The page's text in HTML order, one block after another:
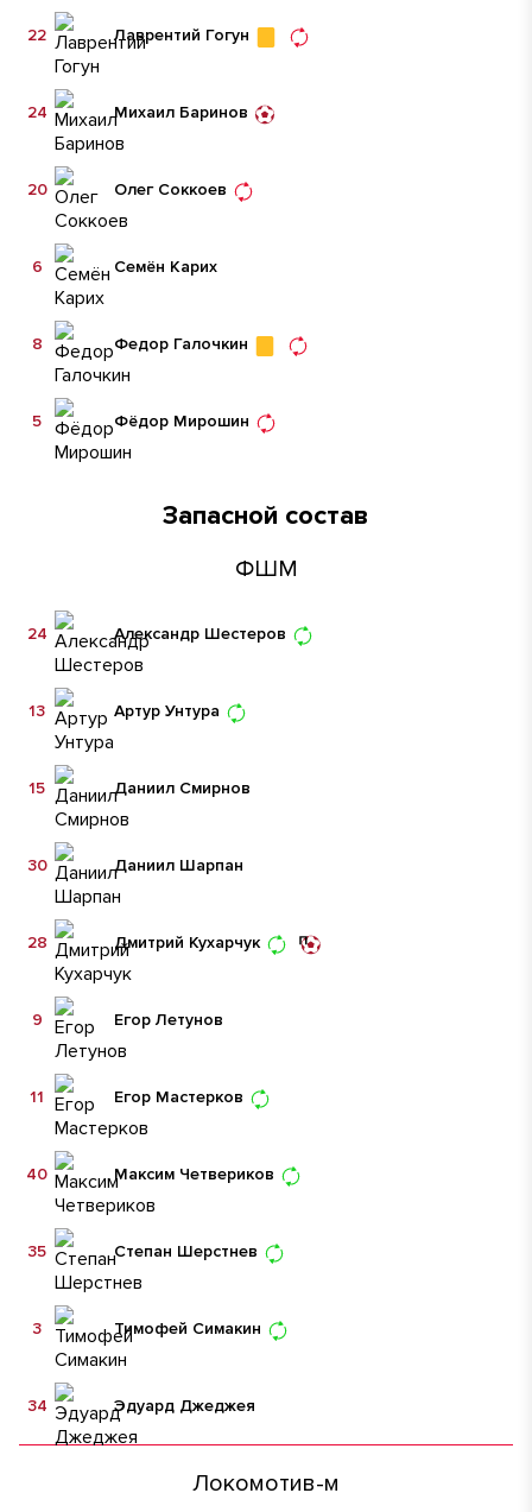
Лаврентий Гогун
22
Михаил Баринов
24
Олег Соккоев
20
Семён Карих
6
Федор Галочкин
8
Фёдор Мирошин
5
Запасной состав
ФШМ
Александр Шестеров
24
Артур Унтура
13
Даниил Смирнов
15
Даниил Шарпан
30
Дмитрий Кухарчук
28
Егор Летунов
9
Егор Мастерков
11
Максим Четвериков
40
Степан Шерстнев
35
Тимофей Симакин
3
Эдуард Джеджея
34
Локомотив-м